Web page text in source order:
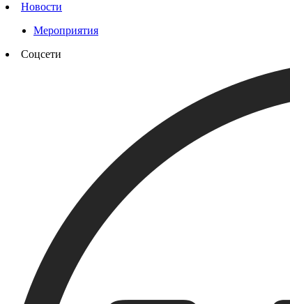
Новости
Мероприятия
Соцсети